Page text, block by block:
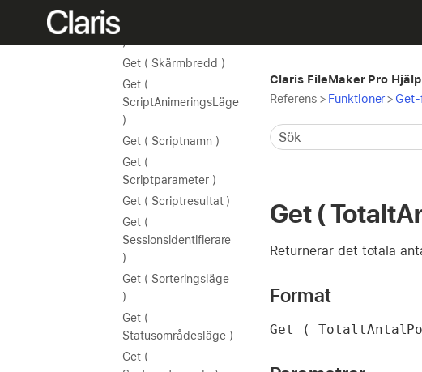
Get ( Skärmbredd )
Get (
ScriptAnimeringsLäge
)
Get ( Scriptnamn )
Get (
Scriptparameter )
Get ( Scriptresultat )
Get (
Sessionsidentifierare
)
Get ( Sorteringsläge
)
Get (
Statusområdesläge )
Get (
Claris FileMaker Pro Hjälp
Referens > Funktioner>
Get (
Returnerar det totala
Format
Get (